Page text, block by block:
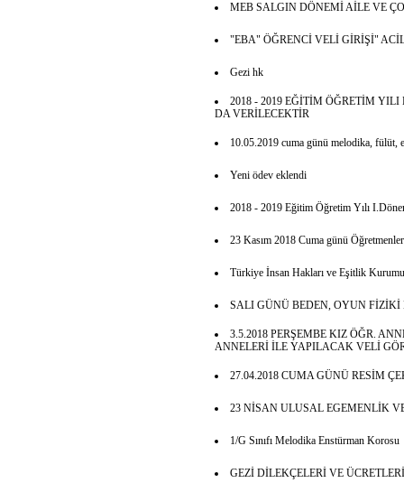
MEB SALGIN DÖNEMİ AİLE VE
"EBA" ÖĞRENCİ VELİ GİRİŞİ"
Gezi hk
2018 - 2019 EĞİTİM ÖĞRETİM
DA VERİLECEKTİR
10.05.2019 cuma günü melodika, fülüt,
Yeni ödev eklendi
2018 - 2019 Eğitim Öğretim Yılı
23 Kasım 2018 Cuma günü
Türkiye İnsan Hakları ve Eşitlik
SALI GÜNÜ BEDEN, OYUN
3.5.2018 PERŞEMBE KIZ ÖĞR.
ANNELERİ İLE YAPILACAK VELİ
27.04.2018 CUMA GÜNÜ RESİM
23 NİSAN ULUSAL EGEMENLİK
1/G Sınıfı Melodika Enstürman Korosu
GEZİ DİLEKÇELERİ VE